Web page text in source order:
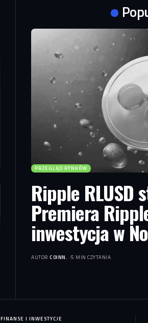
PRZEGLĄD RYNKÓW
Ripple RLUSD
Premiera
inwestycja w
AUTOR COINN. 5 MIN CZYTANIA
FINANSE I INWESTYCJE